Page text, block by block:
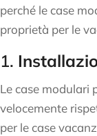
perché le case
proprietà per le
1.
Le case modulari
velocemente
per le case